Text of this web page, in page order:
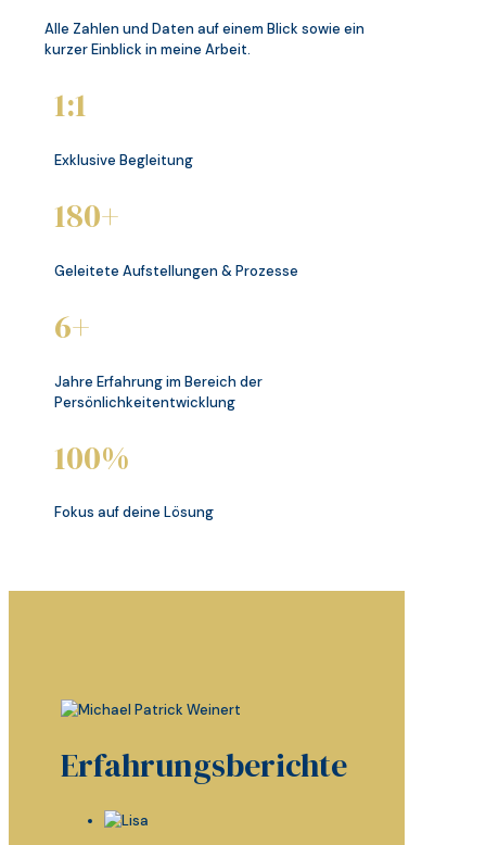
Alle Zahlen und Daten auf einem Blick sowie ein
kurzer Einblick in meine Arbeit.
1:1
Exklusive Begleitung
180+
Geleitete Aufstellungen & Prozesse
6+
Jahre Erfahrung im Bereich der
Persönlichkeitentwicklung
100%
Fokus auf deine Lösung
Erfahrungsberichte